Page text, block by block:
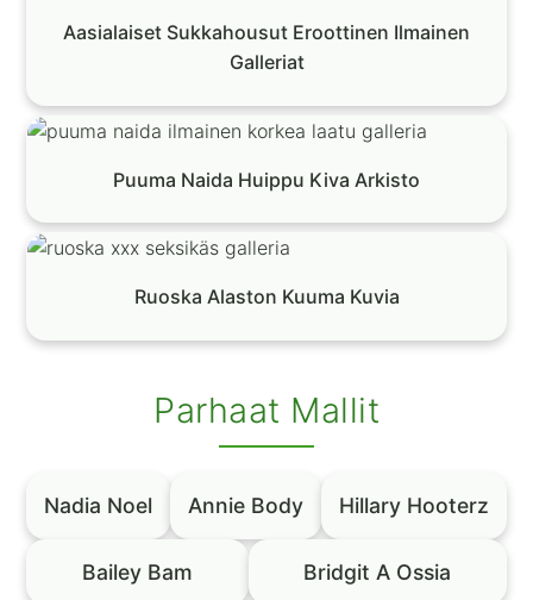
Aasialaiset Sukkahousut Eroottinen Ilmainen
Galleriat
Puuma Naida Huippu Kiva Arkisto
Ruoska Alaston Kuuma Kuvia
Parhaat Mallit
Nadia Noel Annie Body Hillary Hooterz
Bailey Bam Bridgit A Ossia